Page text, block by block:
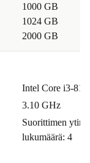
1000 GB
1024 GB
2000 GB
Intel Core i3-
3.10 GHz
Suorittimen
lukumäärä: 4